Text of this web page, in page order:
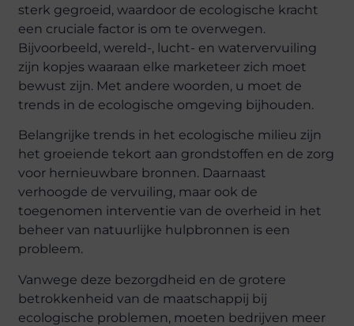
sterk gegroeid, waardoor de ecologische kracht
een cruciale factor is om te overwegen.
Bijvoorbeeld, wereld-, lucht- en watervervuiling
zijn kopjes waaraan elke marketeer zich moet
bewust zijn. Met andere woorden, u moet de
trends in de ecologische omgeving bijhouden.
Belangrijke trends in het ecologische milieu zijn
het groeiende tekort aan grondstoffen en de zorg
voor hernieuwbare bronnen. Daarnaast
verhoogde de vervuiling, maar ook de
toegenomen interventie van de overheid in het
beheer van natuurlijke hulpbronnen is een
probleem.
Vanwege deze bezorgdheid en de grotere
betrokkenheid van de maatschappij bij
ecologische problemen, moeten bedrijven meer